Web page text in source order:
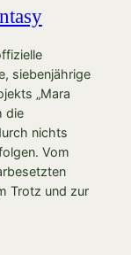
siebenjährige
„Mara
die
nichts
Vom
Trotz und zur